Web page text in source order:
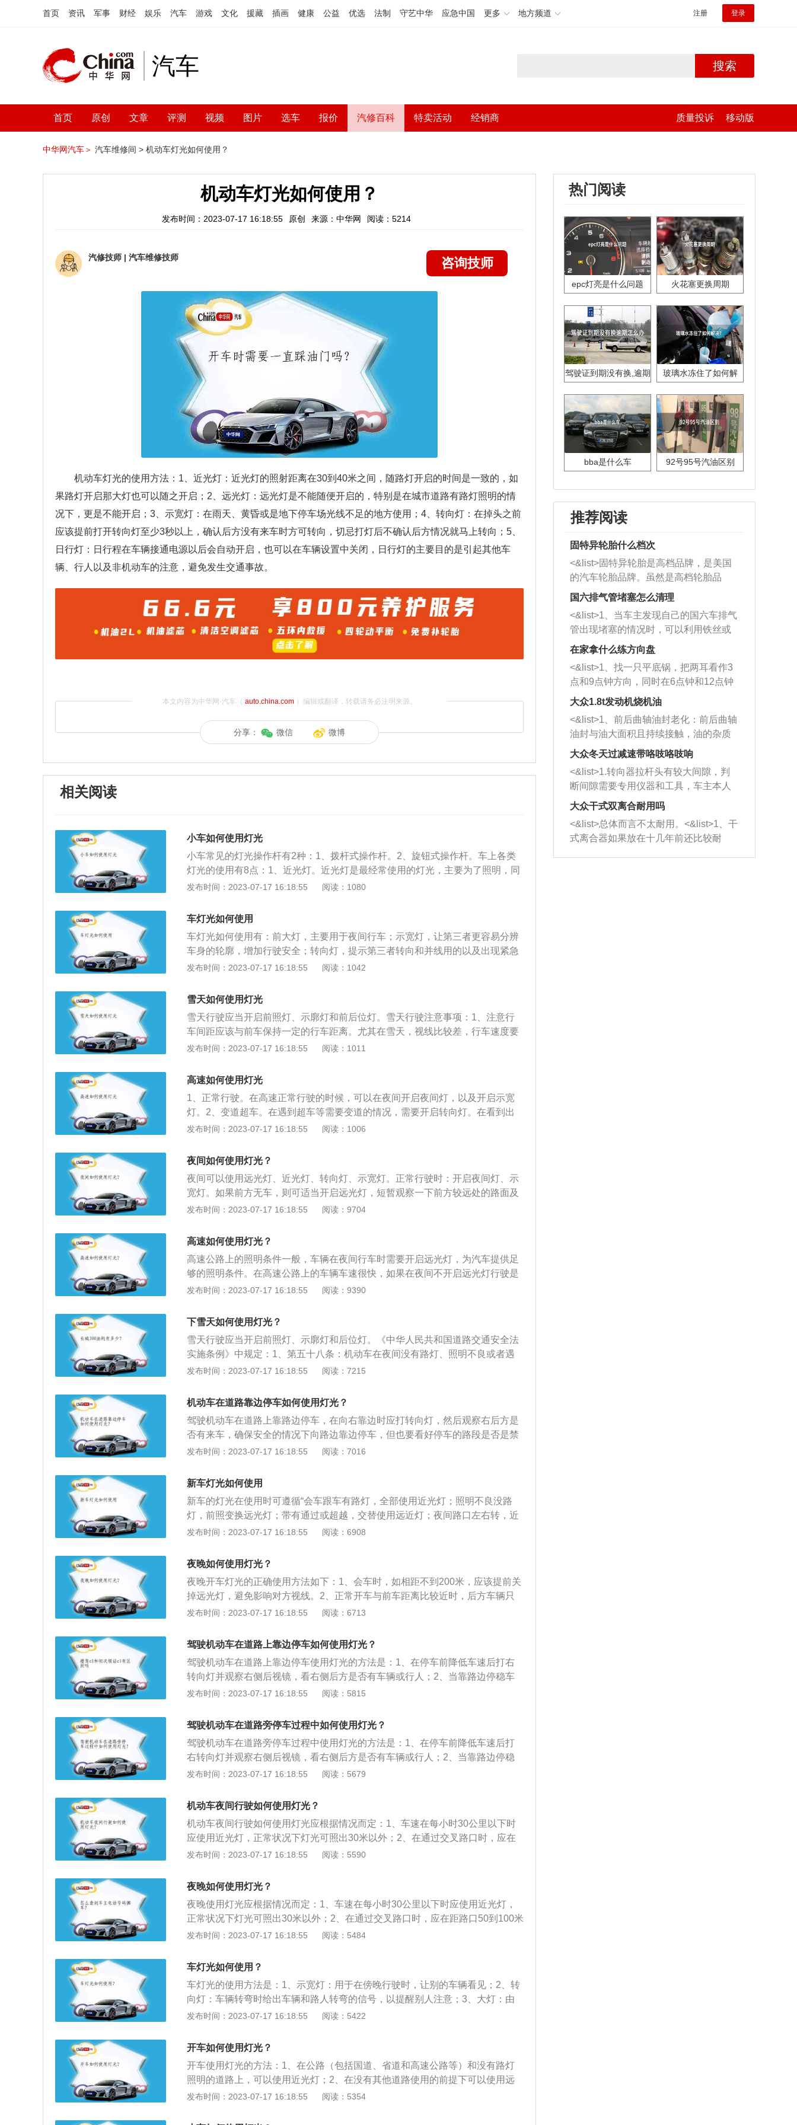
首页 资讯 军事 财经 娱乐 汽车 游戏 文化 援藏 插画 健康 公益 优选 法制 守艺中华 应急中国 更多 地方频道 注册 登录
汽车 搜索
首页 原创 文章 评测 视频 图片 选车 报价 汽修百科 特卖活动 经销商 质量投诉 移动版
中华网汽车＞ 汽车维修间 > 机动车灯光如何使用？
机动车灯光如何使用？
发布时间：2023-07-17 16:18:55 原创 来源：中华网 阅读：5214
汽修技师 | 汽车维修技师 咨询技师
机动车灯光的使用方法：1、近光灯：近光灯的照射距离在30到40米之间，随路灯开启的时间是一致的，如
果路灯开启那大灯也可以随之开启；2、远光灯：远光灯是不能随便开启的，特别是在城市道路有路灯照明的情
况下，更是不能开启；3、示宽灯：在雨天、黄昏或是地下停车场光线不足的地方使用；4、转向灯：在掉头之前
应该提前打开转向灯至少3秒以上，确认后方没有来车时方可转向，切忌打灯后不确认后方情况就马上转向；5、
日行灯：日行程在车辆接通电源以后会自动开启，也可以在车辆设置中关闭，日行灯的主要目的是引起其他车
辆、行人以及非机动车的注意，避免发生交通事故。
本文内容为中华网·汽车（ auto.china.com）编辑或翻译，转载请务必注明来源。
分享： 微信 微博
相关阅读
小车如何使用灯光
小车常见的灯光操作杆有2种：1、拨杆式操作杆。2、旋钮式操作杆。车上各类
灯光的使用有8点：1、近光灯。近光灯是最经常使用的灯光，主要为了照明，同
时也为了引起其他交通参与者的注意。在进隧道前，应该提前开启近光灯。在天
路上行驶时，应该使用近光灯。2、远光灯。远光灯，顾名思义，就是比近光灯
角度要高，亮度要强，照射的距离要远。适合在照明不良的情况下使用。远光灯
使用有很多注意事项，我们要正确使用。在会车时使用会导致对方视线模糊，市
内车辆密集，开启远光灯是非常不道德的。跟车时，也应该将远光切换成近光
灯。雨雾天最好不要使用远光灯，远光灯在雾气的反射下，会导致你眼前雾茫茫
了，提前打灯提醒其他车辆。沟通越顺畅则越安全，不爱打灯其实是害人害己。
打灯应该要提前几秒，提前告知其他车辆。转弯，变道，超车，在辅路并入主路
等情况下都要记得打灯。4、警示灯。警示灯就是我们俗称的双闪灯。简言之，
交通参与者的作用。汽车出现故障紧急停车时要使用双闪灯。大雾和大暴雨等极
灯，别人能知道你车身的宽度（轮廓），是一种信号提示灯。雾天开车，由于能
见度降低，视线模糊，在开启雾灯的同时，需要开启示廓灯，这样就可以给其他
路面上交通参与者提供一个很好的警示作用。阴雨天气，还是起提示作用，对前
车后车都起一个警示作用，尽量避免造成伤害。在夜间时，当开启了近光灯的时
它在极端条件下穿透力极强，最关键的作用是提示他人。不是所有的车都有雾
灯，有雾灯的也未必有前后两组的雾灯。同时，开启雾灯的方式，每种车各不相
同。雾灯只有在遇有雾、雨、雪、沙尘、冰雹等低能见度气象条件时，才能开
启。7、日行灯。日行灯的作用不是为了照明，而是为了让别人知晓自己的存
在。一般来说，着车后自动开启。它不是标配，在高速上，有日行灯的车辆更容
启，随驾驶者打开常规照明灯后而自动熄灭。8、倒车灯。倒车的时候车尾会有
白色的倒车灯亮起，一方面可以照亮车尾的路面、障碍物，减少倒车时的盲区，
另一方面也是对车尾行人的提醒。倒车灯都是与倒挡相关联的，不用单独操作，
使用情况有10种：1、驾驶机动车向左转弯，向左变更车道，准备超车，驶离停
道，超车完毕驶回原车道，靠路边停车时，提前开启右转向灯。3、驾驶机动车
在雨雪，沙尘，冰雹等低能见度情况下行驶时，开启前照灯，示廓和后位灯，但
同方向行驶的后车与前车近距离行驶时，不得使用远光灯。4、驾驶机动车雾天
行驶时，开启雾灯，危险报警闪光灯，前照灯，示廓灯和后位灯，但同方向行驶
灯，照明灯不良的情况下行驶时，开启远光灯，示廓灯和后位灯，但同方向行驶
的后车与前车近距离行驶时，不得使用远光灯。6、夜间驾驶机动车在通过急
弯，坡路，拱桥，人行横道，在没有交通信号灯控制的路口或者超车时，交替使
用远近光灯示意，在窄路，窄桥会车或遇行人，非机动车时，使用近光灯。7、
驾驶机动车驶近急弯，坡道顶端等影响安全视距的路段以及超车或者遇到紧急情
事故，妨碍交通难以移动时，按照规定开启危险报警闪光灯，并在车后50米或10
0处设置警告标志，夜间还应当同时示廓灯和后位灯。9、驾驶机动车从匝道驶入
高速公路，开启左转向灯，在不妨碍已在高速公路内的车辆正常行驶的情况下驶
在高速公路内的车辆正常行驶的情况下驶入减速车道，降低车速后驶入匝道。
发布时间：2023-07-17 16:18:55 阅读：1080
车灯光如何使用
车灯光如何使用有：前大灯，主要用于夜间行车；示宽灯，让第三者更容易分辨
车身的轮廓，增加行驶安全；转向灯，提示第三者转向和并线用的以及出现紧急
情况下双闪灯；刹车灯，只要我们踩刹车就会亮起的红灯；倒车灯，当我们挂上
开启的；牌照灯，就是给车牌照明的灯。傍晚时分，天色已经暗下来了，此时如
果驾驶员不开启车灯，那么在其他驾驶员看来，车辆的行驶趋势便会变得不清
晰，其他驾驶员很难判断车辆的速度和距离。当然，开启车灯也是有讲究的。比
如在夜间会车时，我们必须关闭远光灯，避免给其他车辆的驾驶员造成危险。应
该开启的车灯：傍晚时分天色稍暗时可开启示宽灯;夜间行车应开启近光灯;若天气
个凸透镜，凸透镜有聚焦的作用。平行光线经过凸透镜折射后可以汇聚在一个点
上，同样的我们在其焦点处设置一个光源那么凸透镜就能把它变成平行光。大灯
透镜就是这么个原理，用反光碗把灯珠的光线汇聚在透镜的焦点位置，然后经过
发布时间：2023-07-17 16:18:55 阅读：1042
雪天如何使用灯光
雪天行驶应当开启前照灯、示廓灯和前后位灯。雪天行驶注意事项：1、注意行
车间距应该与前车保持一定的行车距离。尤其在雪天，视线比较差，行车速度要
保持匀速，避免急转弯、急刹车等。2、注意观察和判断路面尤其是在转弯坡
不要来回并线，尽量避免超车，变换车道时一定要果断，提前打转向灯，减少制
动次数，尤其要避免紧急制动。4、转弯时要缓慢转向不要猛打猛拐，停车时要
使用手制动，使用脚制动时要点刹车减速，不要一脚踩死，停车要缓慢。5、若
积雪路上已有车辙，跟着车辙行驶如果车辙冻冰而且较浅时，应骑车辙行驶。雪
地操控简称慢抬离合缓给油换挡降速温油门。根据《中华人民共和国道路交通安
沙尘、冰雹等低能见度气象条件时，应当遵守下列规则：1、能见度小于200米
时，开启雾灯、近光灯、示廓灯、前后位灯。车速不允许超过每小时60公里，与
同车道前车保持100米以上距离；2、能见度小于100米时，开启雾灯、近光灯、
道前的车辆保持50米以上的距离；3、能见度小于50米时，开启雾灯、近光灯、
发布时间：2023-07-17 16:18:55 阅读：1011
高速如何使用灯光
1、正常行驶。在高速正常行驶的时候，可以在夜间开启夜间灯，以及开启示宽
灯。2、变道超车。在遇到超车等需要变道的情况，需要开启转向灯。在看到出
口标志的时候，也应该提前为变道做准备。3、遇到事故。根据《中华人民共和
照规定开启危险报警闪光灯，夜间还应当同时开启示廓灯和后位灯，警告标志应
当设置在故障车来车方向一百五十米以外，车上人员应当迅速转移到右侧路肩上
或者应急车道内，并且迅速报警。4、隧道开灯。车辆在高速隧道行驶的时候，
记得开启灯光照明，隧道内可见度低，不开灯容易引发事故。5、雨天开灯。雨
天可见度低，轮胎还比较容易打滑，因此开启灯光能够提醒对方车辆保持车距。
能提醒过往车辆，增加车辆行车安全。根据《中华人民共和国道路交通安全法实
施条例》第八十一条规定，机动车在高速公路上行驶，遇到大雾、雨雪、沙尘、
冰雹等低能见度气象条件时，应遵守以下规定：当能见度小于200米时，打开雾
前的车辆保持100米的距离。能见度小于100米时，开启雾灯、近光灯、示廓灯、
持50米以上距离；能见度小于50米时，开启雾灯、近光灯、示廓灯、前后示廓灯
和危险报警手电筒，车速不得超过每小时20公里，并尽快从最近的出口驶离高速
公路。高速公路行车应该保持较大的安全距离，车速较快，容易发生安全事故，
在行车过程中要提高警惕，不要分散注意力。在高速行驶过程中不要强行超车、
发布时间：2023-07-17 16:18:55 阅读：1006
夜间如何使用灯光？
夜间可以使用远光灯、近光灯、转向灯、示宽灯。正常行驶时：开启夜间灯、示
宽灯。如果前方无车，则可适当开启远光灯，短暂观察一下前方较远处的路面及
周边情况，而后迅速换为近光灯。会车时：使用远光、近光相结合。如果前方有
为近光，开启转向灯，让前车明白自己的位置与意图。
发布时间：2023-07-17 16:18:55 阅读：9704
高速如何使用灯光？
高速公路上的照明条件一般，车辆在夜间行车时需要开启远光灯，为汽车提供足
够的照明条件。在高速公路上的车辆车速很快，如果在夜间不开启远光灯行驶是
非常危险的行为，容易发生车辆追尾等现象，造成高速公路拥堵等后果。车辆在
灯。高速公路上一般都会有隔离带对道路进行分隔，高度比起城市道路上的要
高，这样就可以在开启远光灯的时候不影响到对向车道驾驶员的视线，而且在高
速公路上的行车间距都会很大，开启远光灯也不会对前方的车辆造成视线的干
扰。
发布时间：2023-07-17 16:18:55 阅读：9390
下雪天如何使用灯光？
雪天行驶应当开启前照灯、示廓灯和后位灯。《中华人民共和国道路交通安全法
实施条例》中规定：1、第五十八条：机动车在夜间没有路灯、照明不良或者遇
有雾、雨、雪、沙尘、冰雹等低能见度情况下行驶时，应当开启前照灯、示廓灯
雾天行驶应当开启雾灯和危险报警闪光灯。2、第八十一条：机动车在高速公路
上行驶，遇有雾、雨、雪、沙尘、冰雹等低能见度气象条件时，应当遵守下列规
定：（1）能见度小于200米时，开启雾灯、近光灯、示廓灯和前后位灯，车速不
得超过每小时60公里，与同车道前车保持100米以上的距离。（2）能见度小于10
0米时，开启雾灯、近光灯、示廓灯、前后位灯和危险报警闪光灯，车速不得超
时，开启雾灯、近光灯、示廓灯、前后位灯和危险报警闪光灯，车速不得超过每
小时20公里，并从最近的出口尽快驶离高速公路。遇有前款规定情形时，高速公
路管理部门应当通过显示屏等方式发布速度限制、保持车距等提示信息。
发布时间：2023-07-17 16:18:55 阅读：7215
机动车在道路靠边停车如何使用灯光？
驾驶机动车在道路上靠路边停车，在向右靠边时应打转向灯，然后观察右后方是
否有来车，确保安全的情况下向路边靠边停车，但也要看好停车的路段是否是禁
停的路段。扩展资料：1、跟车行驶灯光：夜间在跟车行驶时，要关闭前照远光
到后面的情况。2、超车灯光：准备超车时，要先交替使用远近光灯并鸣笛，提
示前车要超车，然后打开左转向灯，观察后方情况，如无来车，向左变更车道，
踩油门，超车。3、会车灯光：在会车或对向有来车时要关闭远光灯，远光灯的
照射会使对向车辆驾驶员看不清前方的道路情况，很容易发生事故。对向有来车
时，如对方车辆未关闭远光灯，此时可以交替使用远近光灯示意对方关闭远光
发布时间：2023-07-17 16:18:55 阅读：7016
新车灯光如何使用
新车的灯光在使用时可遵循“会车跟车有路灯，全部使用近光灯；照明不良没路
灯，前照变换远光灯；带有通过或超越，交替使用远近灯；夜间路口左右转，近
光加上转向灯；临时停车有故障，示宽警示不能少。”口诀谨慎变化灯光。下面是
开车时开启近光灯足够照明，特殊情况才能使用远光灯。2、注意路况：夜间行
车中，要注意道路障碍、道路施工指示信号灯等。
发布时间：2023-07-17 16:18:55 阅读：6908
夜晚如何使用灯光？
夜晚开车灯光的正确使用方法如下：1、会车时，如相距不到200米，应该提前关
掉远光灯，避免影响对方视线。2、正常开车与前车距离比较近时，后方车辆只
能使用近光灯，否则会影响前车行驶。3、雾天应打开汽车雾灯，提高醒目，让
闪灯在高速路上不要长时间使用，否则影响其他车辆行驶。
发布时间：2023-07-17 16:18:55 阅读：6713
驾驶机动车在道路上靠边停车如何使用灯光？
驾驶机动车在道路上靠边停车使用灯光的方法是：1、在停车前降低车速后打右
转向灯并观察右侧后视镜，看右侧后方是否有车辆或行人；2、当靠路边停稳车
辆后，拉好手刹或按下驻车键；3、夜晚时要按下车上的危险报警闪光灯。汽车
近距离行驶时，不得使用远光灯；3、夜间通过急弯、坡路、拱桥、人行横道或
者没有交通信号灯控制的路口时，应当交替使用远近光灯示意。
发布时间：2023-07-17 16:18:55 阅读：5815
驾驶机动车在道路旁停车过程中如何使用灯光？
驾驶机动车在道路旁停车过程中使用灯光的方法是：1、在停车前降低车速后打
右转向灯并观察右侧后视镜，看右侧后方是否有车辆或行人；2、当靠路边停稳
车辆后，拉好手刹或按下驻车键；3、夜晚时要按下车上的危险报警闪光灯。汽
车近距离行驶时，不得使用远光灯；3、夜间通过急弯、坡路、拱桥、人行横道
或者没有交通信号灯控制的路口时，应当交替使用远近光灯示意。
发布时间：2023-07-17 16:18:55 阅读：5679
机动车夜间行驶如何使用灯光？
机动车夜间行驶如何使用灯光应根据情况而定：1、车速在每小时30公里以下时
应使用近光灯，正常状况下灯光可照出30米以外；2、在通过交叉路口时，应在
距路口50到100米处减速，将远光灯变为近光灯，同时开启转向灯示意行进方
视线，对方不改为近光灯，应立即减速并连续使用远、近光交替的办法来示意对
方；4、在照明良好的道路上行驶应使用近光灯。
发布时间：2023-07-17 16:18:55 阅读：5590
夜晚如何使用灯光？
夜晚使用灯光应根据情况而定：1、车速在每小时30公里以下时应使用近光灯，
正常状况下灯光可照出30米以外；2、在通过交叉路口时，应在距路口50到100米
处减速，将远光灯变为近光灯，同时开启转向灯示意行进方向；3、与对向车相
近光灯，应立即减速并连续使用远、近光交替的办法来示意对方；4、在照明良
好的道路上行驶应使用近光灯。
发布时间：2023-07-17 16:18:55 阅读：5484
车灯光如何使用？
车灯光的使用方法是：1、示宽灯：用于在傍晚行驶时，让别的车辆看见；2、转
向灯：车辆转弯时给出车辆和路人转弯的信号，以提醒别人注意；3、大灯：由
近光灯和远光灯组成，用于照明的灯光；4、雾灯：大雾天气里使用的灯光信
是指车辆上的灯具，是车辆夜间行驶在道路照明的工具，也是发出各种车辆行驶
信号的提示工具。
发布时间：2023-07-17 16:18:55 阅读：5422
开车如何使用灯光？
开车使用灯光的方法：1、在公路（包括国道、省道和高速公路等）和没有路灯
照明的道路上，可以使用近光灯；2、在没有其他道路使用的前提下可以使用远
光灯；3、在城市夜间、有路灯照明的道路上可以使用近光灯，不能使用远光灯
速公路等）上，要根据实际情况开启前、后雾灯及危险警示灯；5、在恶劣气象
发布时间：2023-07-17 16:18:55 阅读：5354
热门阅读
epc灯亮是什么问题 火花塞更换周期
驾驶证到期没有换,逾期
玻璃水冻住了如何解
bba是什么车 92号95号汽油区别
推荐阅读
固特异轮胎什么档次
<&list>固特异轮胎是高档品牌，是美国
的汽车轮胎品牌。虽然是高档轮胎品
牌，但是中高低端的轮胎都有生产，这
也是为了更好的开拓市场。
国六排气管堵塞怎么清理
<&list>1、当车主发现自己的国六车排气
管出现堵塞的情况时，可以利用铁丝或
者是细棍，直接将杂物给取出来，如果
堵塞情况比较严重，也可以采取应急措
施。 <&list>2、直接利用木棍将所有的
杂物推到排气管里面的位置处，然后将
三元催化器拆解开，就可以将堵塞的东
西取出来。但如果是因为积碳过多引起
的堵塞，就需要将三元催化器泡在草酸
洗剂对堵塞的情况得到解决，将清洗剂
放在燃油箱中，与燃油混合后，车辆启
动时，就可以和汽油一起进入到燃烧
室，最后形成废气排出，就可以让三元
催化器得到清洗，排气管堵塞的情况就
能够得到解决。
在家拿什么练方向盘
<&list>1、找一只平底锅，把两耳看作3
点和9点钟方向，同时在6点钟和12点钟
方向做一个标记。 <&list>2、双手握住
一圈半的练习，往右同样也要打相同的
圈数。 <&list>3、最后强调要反复练
习，这样就可以形成肌肉记忆，在真实
驾驶车辆时，不需要记忆也能打好方
向。
大众1.8t发动机烧机油
<&list>1、前后曲轴油封老化：前后曲轴
油封与油大面积且持续接触，油的杂质
和发动机内持续温度变化使其密封效果
逐渐减弱，导致渗油或漏油。<&list>2、
活塞间隙过大：积碳会使活塞环与缸体
的间隙扩大，导致机油流入燃烧室中，
造成烧机油。<&list>3、机油粘度。使用
机油粘度过小的话，同样会有烧机油现
象，机油粘度过小具有很好的流动性，
大众冬天过减速带咯吱咯吱响
<&list>1.转向器拉杆头有较大间隙，判
断间隙需要专用仪器和工具，车主本人
无法制作，需要将车辆送到修理厂或4s
店；<&list>2.车辆半轴套管防尘罩破
裂，破裂后会出现漏油现象，使半轴磨
损严重，磨损的半轴容易损坏，产生异
响；<&list>3.稳定器的转向胶套和球头
大众干式双离合耐用吗
<&list>总体而言不太耐用。<&list>1、干
式离合器如果放在十几年前还比较耐